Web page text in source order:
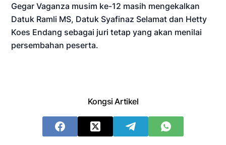
Gegar Vaganza musim ke-12 masih mengekalkan
Datuk Ramli MS, Datuk Syafinaz Selamat dan Hetty
Koes Endang sebagai juri tetap yang akan menilai
persembahan peserta.
Kongsi Artikel